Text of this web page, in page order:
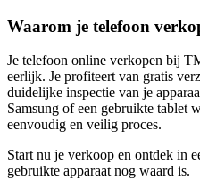
Waarom je telefoon
Je telefoon online verkopen bij
eerlijk. Je profiteert van gratis
duidelijke inspectie van je
Samsung of een gebruikte tablet
eenvoudig en veilig proces.
Start nu je verkoop en ontdek in
gebruikte apparaat nog waard is.